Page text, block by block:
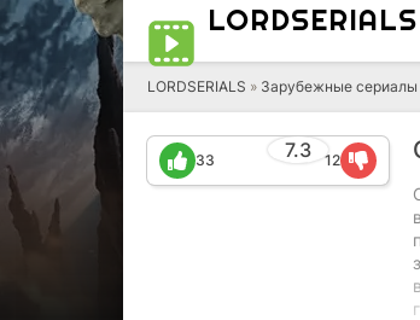
LORDSERIALS
LORDSERIALS » Зарубежные сериалы
7.3
33 12